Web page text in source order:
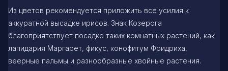
Из цветов рекомендуется приложить все усилия к
аккуратной высадке ирисов. Знак Козерога
благоприятствует посадке таких комнатных растений, как
лапидария Маргарет, фикус, конофитум Фридриха,
веерные пальмы и разнообразные хвойные растения.